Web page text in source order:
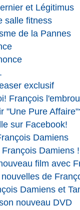
et Légitimus
salle fitness
de la Pannes
exclusif
François
"Une Pure
sur Facebook!
Damiens
Damiens !
film avec
de
Damiens et
nouveau DVD